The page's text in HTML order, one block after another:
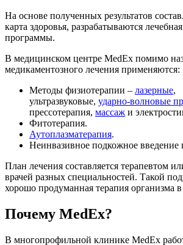
На основе полученных результатов
карта здоровья, разрабатываются
программы.
В медицинском центре MedEx помимо
медикаментозного лечения применяются:
Методы физиотерапии – лазерные,
ультразвуковые, ударно-волновые
прессотерапия, массаж и
Фитотерапия.
Аутоплазматерапия.
Неинвазивное подкожное введение
План лечения составляется терапевтом
врачей разных специальностей. Такой
хорошо продуманная терапия организма
Почему MedEx?
В многопрофильной клинике MedEx